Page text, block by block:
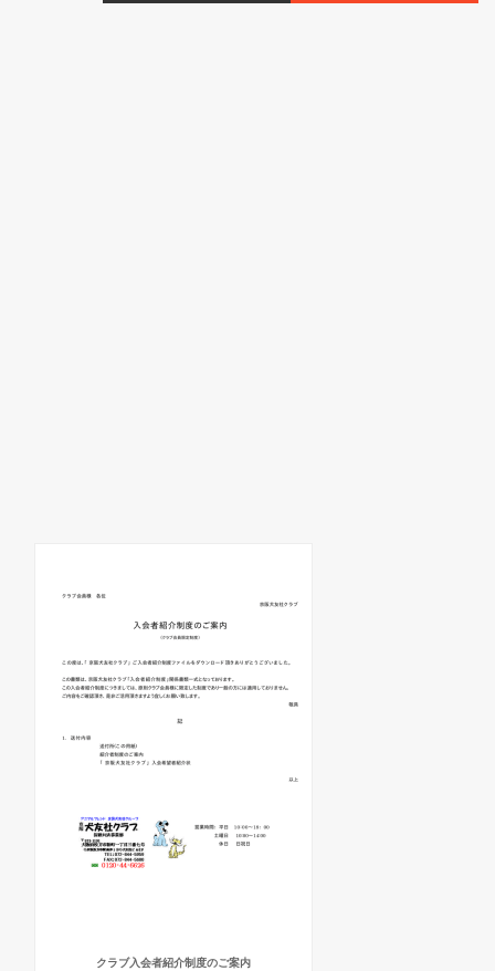
クラブ入会者紹介制度のご案内